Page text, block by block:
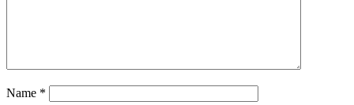
Name *